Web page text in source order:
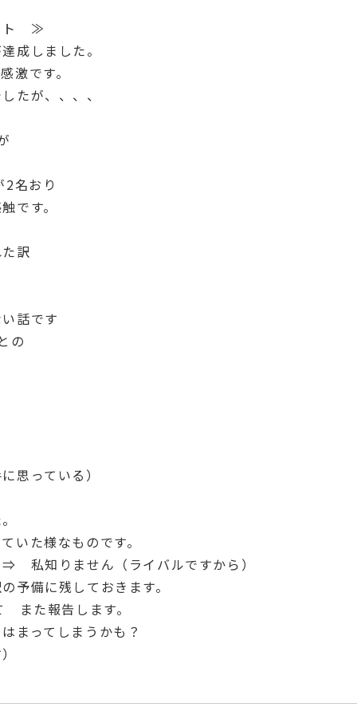
ト ≫
成しました。
激です。
たが、、、、
名おり
です。
訳
話です
の
っている）
いた様なものです。
知りません（ライバルですから）
備に残しておきます。
また報告します。
まってしまうかも？